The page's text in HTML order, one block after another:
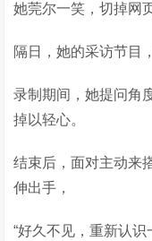
她莞尔一笑，切掉网
隔日，她的采访节目
录制期间，她提问角
掉以轻心。
结束后，面对主动来
伸出手，
“好久不见，重新认